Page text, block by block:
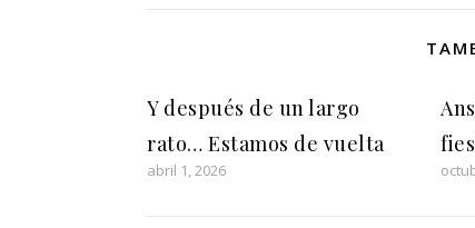
Y después de un largo
rato… Estamos de vuelta
abril 1, 2026